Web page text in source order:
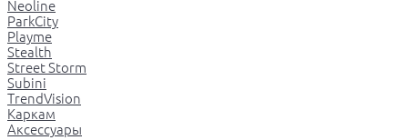
Neoline
ParkCity
Playme
Stealth
Street Storm
Subini
TrendVision
Каркам
Аксессуары